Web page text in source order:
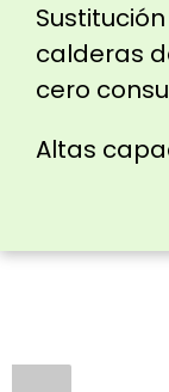
calderas
cero
Altas